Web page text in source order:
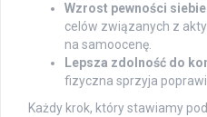
Wzrost pewności
celów związanych z
na samoocenę.
Lepsza zdolność do
fizyczna sprzyja
Każdy krok, który stawiamy